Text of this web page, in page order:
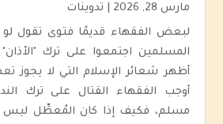
مارس 28, 2026 تدوينات
لبعض الفقهاء قديمًا فتوى تقول لو
المسلمين اجتمعوا على ترك
أظهر شعائر الإسلام التي لا يجوز
أوجب الفقهاء القتال على ترك
مسلم، فكيف إذا كان المُعطِّل ليس